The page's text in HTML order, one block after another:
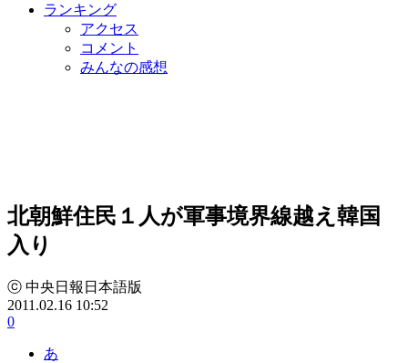
ランキング
アクセス
コメント
みんなの感想
北朝鮮住民１人が軍事境界線越え韓国
入り
ⓒ 中央日報日本語版
2011.02.16 10:52
0
あ